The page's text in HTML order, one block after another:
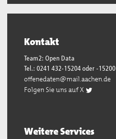
Kontakt
Team2: Open Data
Tel.: 0241 432-15204 oder -15200
offenedaten@mail.aachen.de
Folgen Sie uns auf X
Weitere Services